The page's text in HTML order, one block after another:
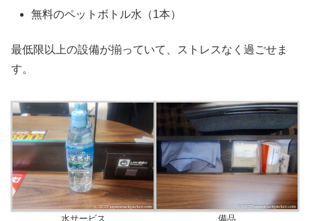
無料のペットボトル水（1本）
最低限以上の設備が揃っていて、ストレスなく過ごせま
す。
水サービス 備品